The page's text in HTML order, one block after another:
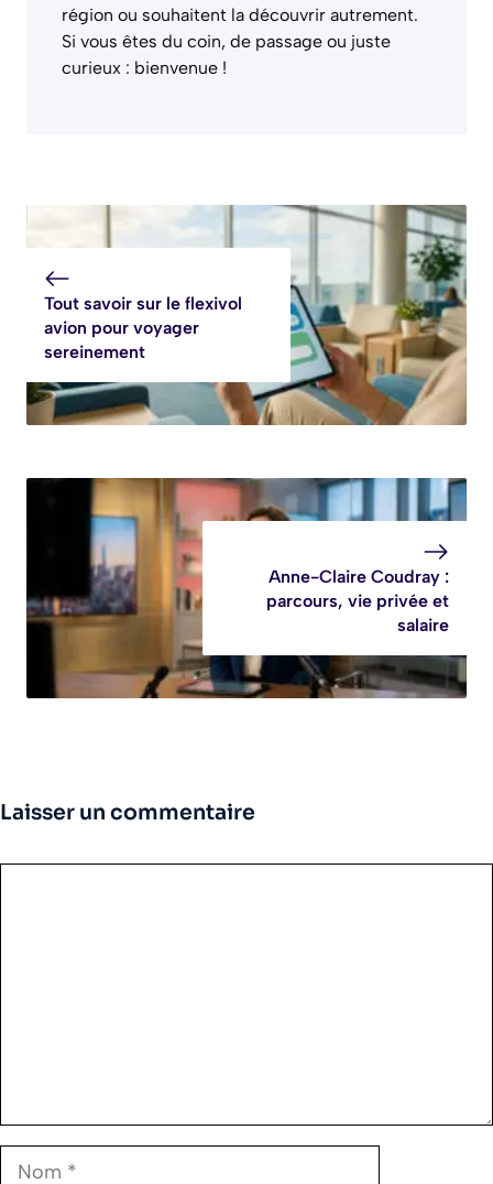
région ou souhaitent la découvrir autrement.
Si vous êtes du coin, de passage ou juste
curieux : bienvenue !
Tout savoir sur le flexivol
avion pour voyager
sereinement
Anne-Claire Coudray :
parcours, vie privée et
salaire
Laisser un commentaire
Nom